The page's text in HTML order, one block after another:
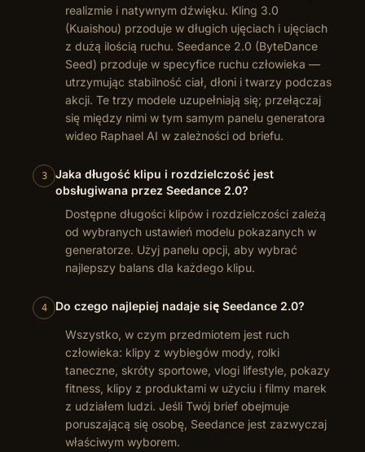
realizmie i natywnym dźwięku. Kling 3.0
(Kuaishou) przoduje w długich ujęciach i ujęciach
z dużą ilością ruchu. Seedance 2.0 (ByteDance
Seed) przoduje w specyfice ruchu człowieka —
utrzymując stabilność ciał, dłoni i twarzy podczas
akcji. Te trzy modele uzupełniają się; przełączaj
się między nimi w tym samym panelu generatora
wideo Raphael AI w zależności od briefu.
3
Jaka długość klipu i rozdzielczość jest
obsługiwana przez Seedance 2.0?
Dostępne długości klipów i rozdzielczości zależą
od wybranych ustawień modelu pokazanych w
generatorze. Użyj panelu opcji, aby wybrać
najlepszy balans dla każdego klipu.
4 Do czego najlepiej nadaje się Seedance 2.0?
Wszystko, w czym przedmiotem jest ruch
człowieka: klipy z wybiegów mody, rolki
taneczne, skróty sportowe, vlogi lifestyle, pokazy
fitness, klipy z produktami w użyciu i filmy marek
z udziałem ludzi. Jeśli Twój brief obejmuje
poruszającą się osobę, Seedance jest zazwyczaj
właściwym wyborem.